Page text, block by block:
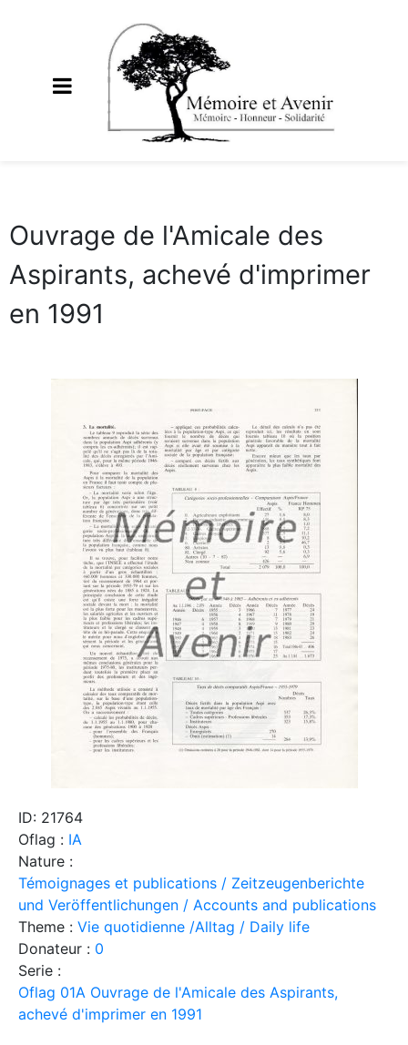
Ouvrage de l'Amicale des
Aspirants, achevé d'imprimer
en 1991
ID: 21764
Oflag : IA
Nature :
Témoignages et publications / Zeitzeugenberichte
und Veröffentlichungen / Accounts and publications
Theme : Vie quotidienne /Alltag / Daily life
Donateur : 0
Serie :
Oflag 01A Ouvrage de l'Amicale des Aspirants,
achevé d'imprimer en 1991